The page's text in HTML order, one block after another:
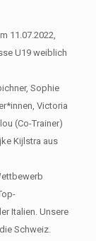
11.07.2022,
U19 weiblich
Sophie
Victoria
(Co-Trainer)
Kijlstra aus
Italien. Unsere
Schweiz.